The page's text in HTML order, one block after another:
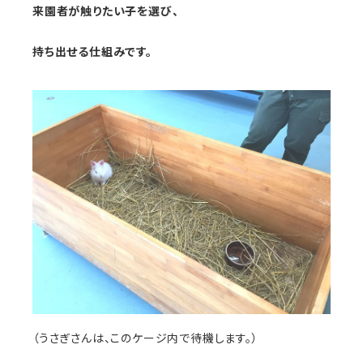
来園者が触りたい子を選び、
持ち出せる仕組みです。
（うさぎさんは、このケージ内で待機します。）